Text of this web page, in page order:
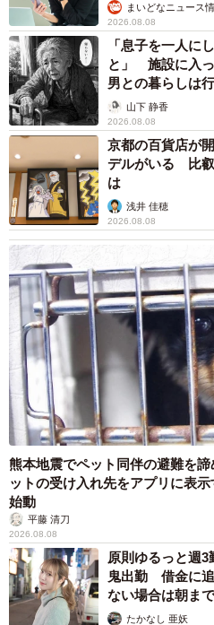
が、とても大きなポイントにな
なことがあっても子どもの存
る、愛情いっぱいのお母ちゃ
の象徴的な仕草である「ゲラ
と思います。
泉並 ツヤさんは家族だけで
肝っ玉母ちゃんなんですよね
現してくださいました。「はな
さんたちからも絶対的に信頼さ
茶目っ気と人間味たっぷりの父・梅吉
草彅剛さん演じる羽鳥善
心から楽しくなります
まいどなニュース
2026.08.08
「息子を一人に
と」 施設に入っ
男との暮らしは
から】山下 静香
2026.08.08
京都の百貨店が
デルがいる 比叡
は
浅井 佳穂
2026.08.08
熊本地震でペット同伴の避難を
ットの受け入れ先をアプリに表
始動
平藤 清刀
2026.08.08
原則ゆるっと週
鬼出勤 借金に
ない場合は朝ま
ストに取材】
たかなし 亜妖